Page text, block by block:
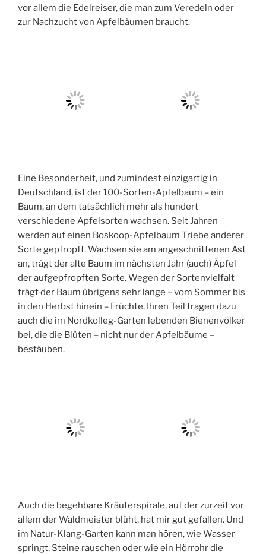
vor allem die Edelreiser, die man zum Veredeln oder
zur Nachzucht von Apfelbäumen braucht.
Eine Besonderheit, und zumindest einzigartig in
Deutschland, ist der 100-Sorten-Apfelbaum – ein
Baum, an dem tatsächlich mehr als hundert
verschiedene Apfelsorten wachsen. Seit Jahren
werden auf einen Boskoop-Apfelbaum Triebe anderer
Sorte gepfropft. Wachsen sie am angeschnittenen Ast
an, trägt der alte Baum im nächsten Jahr (auch) Äpfel
der aufgepfropften Sorte. Wegen der Sortenvielfalt
trägt der Baum übrigens sehr lange – vom Sommer bis
in den Herbst hinein – Früchte. Ihren Teil tragen dazu
auch die im Nordkolleg-Garten lebenden Bienenvölker
bei, die die Blüten – nicht nur der Apfelbäume –
bestäuben.
Auch die begehbare Kräuterspirale, auf der zurzeit vor
allem der Waldmeister blüht, hat mir gut gefallen. Und
im Natur-Klang-Garten kann man hören, wie Wasser
springt, Steine rauschen oder wie ein Hörrohr die